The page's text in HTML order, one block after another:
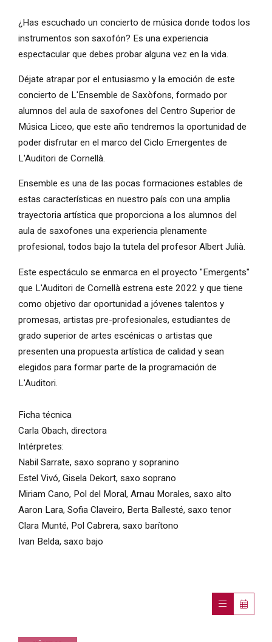
¿Has escuchado un concierto de música donde todos los
instrumentos son saxofón? Es una experiencia
espectacular que debes probar alguna vez en la vida.
Déjate atrapar por el entusiasmo y la emoción de este
concierto de L'Ensemble de Saxòfons, formado por
alumnos del aula de saxofones del Centro Superior de
Música Liceo, que este año tendremos la oportunidad de
poder disfrutar en el marco del Ciclo Emergentes de
L'Auditori de Cornellà.
Ensemble es una de las pocas formaciones estables de
estas características en nuestro país con una amplia
trayectoria artística que proporciona a los alumnos del
aula de saxofones una experiencia plenamente
profesional, todos bajo la tutela del profesor Albert Julià.
Este espectáculo se enmarca en el proyecto "Emergents"
que L'Auditori de Cornellà estrena este 2022 y que tiene
como objetivo dar oportunidad a jóvenes talentos y
promesas, artistas pre-profesionales, estudiantes de
grado superior de artes escénicas o artistas que
presenten una propuesta artística de calidad y sean
elegidos para formar parte de la programación de
L'Auditori.
Ficha técnica
Carla Obach, directora
Intérpretes:
Nabil Sarrate, saxo soprano y sopranino
Estel Vivó, Gisela Dekort, saxo soprano
Miriam Cano, Pol del Moral, Arnau Morales, saxo alto
Aaron Lara, Sofia Claveiro, Berta Ballesté, saxo tenor
Clara Munté, Pol Cabrera, saxo barítono
Ivan Belda, saxo bajo